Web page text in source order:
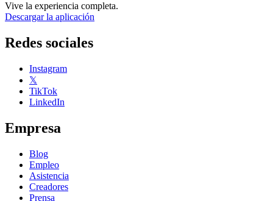
Vive la experiencia completa.
Descargar la aplicación
Redes sociales
Instagram
𝕏
TikTok
LinkedIn
Empresa
Blog
Empleo
Asistencia
Creadores
Prensa